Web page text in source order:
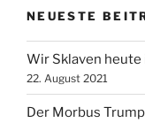
NEUESTE
Wir Sklaven
22. August 2021
Der Morbus